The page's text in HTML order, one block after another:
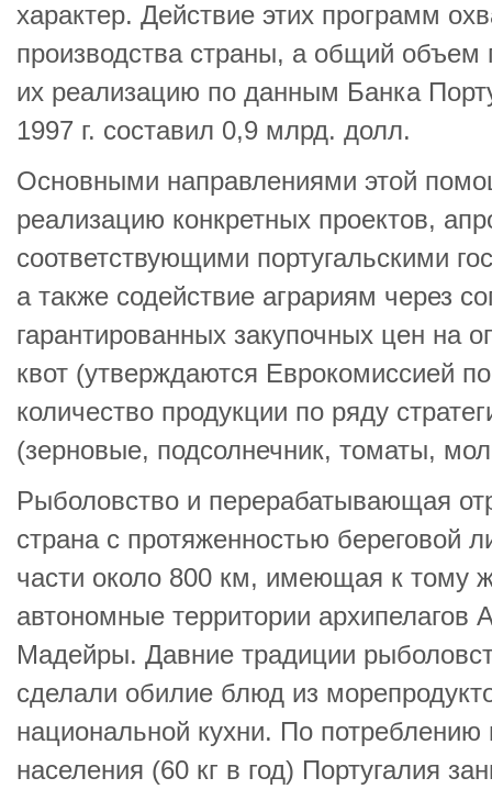
характер. Действие этих программ
производства страны, а общий
их реализацию по данным Банка
1997 г. составил 0,9 млрд. долл.
Основными направлениями этой
реализацию конкретных проектов,
соответствующими португальскими
а также содействие аграриям через
гарантированных закупочных цен на
квот (утверждаются Еврокомиссией
количество продукции по ряду
(зерновые, подсолнечник, томаты,
Рыболовство и перерабатывающая
страна с протяженностью береговой
части около 800 км, имеющая к тому
автономные территории архипелагов
Мадейры. Давние традиции
сделали обилие блюд из
национальной кухни. По
населения (60 кг в год) Португалия